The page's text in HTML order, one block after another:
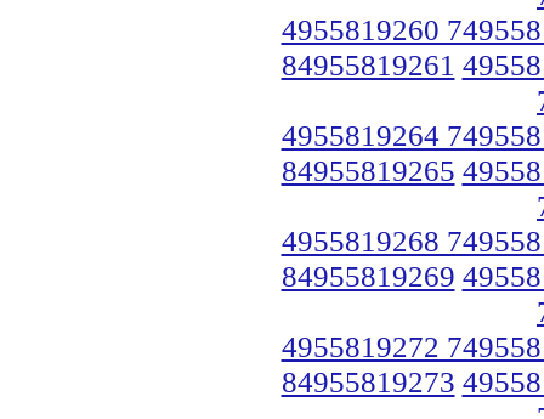
4955819260
84955819261
4955819264
84955819265
4955819268
84955819269
4955819272
84955819273